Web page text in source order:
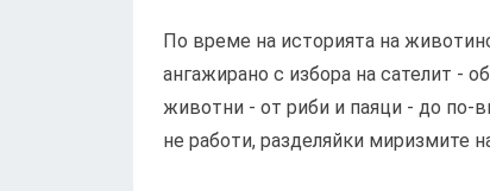
По време на историята на
ангажирано с избора на сателит -
животни - от риби и паяци - до по-
не работи, разделяйки миризмите